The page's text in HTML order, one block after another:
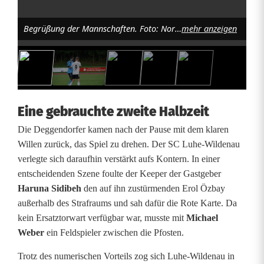
d
i
n
t
e
A
u
s
w
Begrüßung der Mannschaften. Foto: Norbert Tannhäusermehr anzeigen
Eine gebrauchte zweite Halbzeit
Die Deggendorfer kamen nach der Pause mit dem klaren
Willen zurück, das Spiel zu drehen. Der SC Luhe-Wildenau
verlegte sich daraufhin verstärkt aufs Kontern. In einer
entscheidenden Szene foulte der Keeper der Gastgeber
Haruna Sidibeh den auf ihn zustürmenden Erol Özbay
außerhalb des Strafraums und sah dafür die Rote Karte. Da
kein Ersatztorwart verfügbar war, musste mit Michael
Weber ein Feldspieler zwischen die Pfosten.
Trotz des numerischen Vorteils zog sich Luhe-Wildenau in